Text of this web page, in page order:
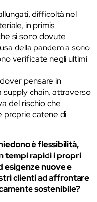
difficoltà nel
in primis
si sono dovute
della pandemia sono
verificate negli ultimi
pensare in
supply chain, attraverso
del rischio che
proprie catene di
è flessibilità,
tempi rapidi i propri
esigenze nuove e
clienti ad affrontare
sostenibile?